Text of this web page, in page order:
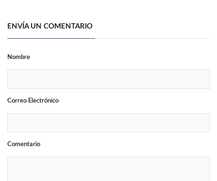
ENVÍA UN COMENTARIO
Nombre
Correo Electrónico
Comentario